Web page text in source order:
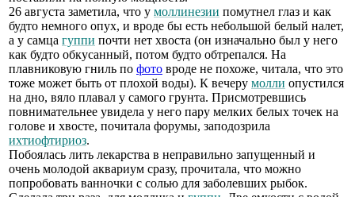
26 августа заметила, что у моллинезии помутнел глаз и как
будто немного опух, и вроде бы есть небольшой белый налет,
а у самца гуппи почти нет хвоста (он изначально был у него
как будто обкусанный, потом будто обтрепался. На
плавниковую гниль по фото вроде не похоже, читала, что это
тоже может быть от плохой воды). К вечеру молли опустился
на дно, вяло плавал у самого грунта. Присмотревшись
повнимательнее увидела у него пару мелких белых точек на
голове и хвосте, почитала форумы, заподозрила
ихтиофтириоз.
Побоялась лить лекарства в неправильно запущенный и
очень молодой аквариум сразу, прочитала, что можно
попробовать ванночки с солью для заболевших рыбок.